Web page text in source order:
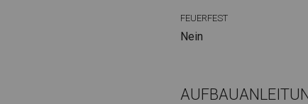
FEUERFEST
Nein